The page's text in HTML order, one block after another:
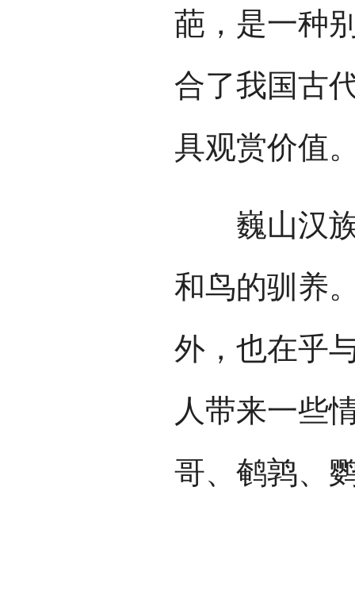
葩，是一种
合了我国古
具观赏价值
巍山汉族
和鸟的驯养
外，也在乎
人带来一些
哥、鹌鹑、